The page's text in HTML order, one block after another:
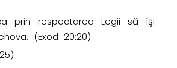
prin respectarea Legii să îşi
(Exod 20:20)